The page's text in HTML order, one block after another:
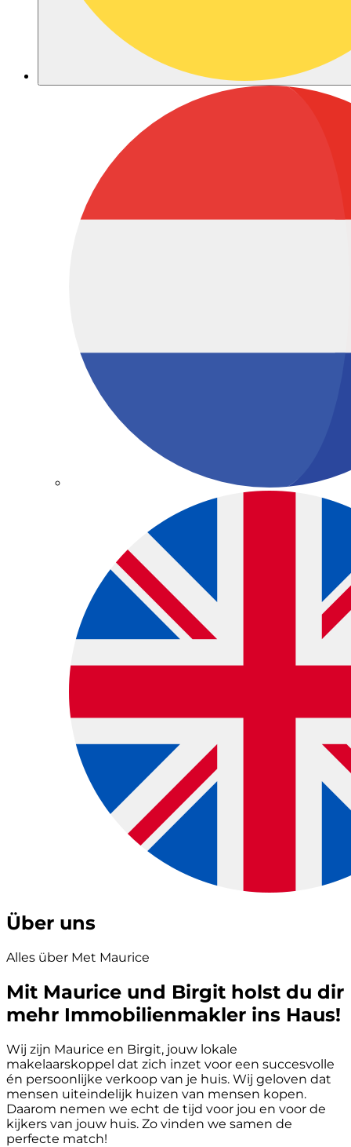
Über uns
Alles über Met Maurice
Mit Maurice und Birgit holst du dir
mehr Immobilienmakler ins Haus!
Wij zijn Maurice en Birgit, jouw lokale
makelaarskoppel dat zich inzet voor een succesvolle
én persoonlijke verkoop van je huis. Wij geloven dat
mensen uiteindelijk huizen van mensen kopen.
Daarom nemen we echt de tijd voor jou en voor de
kijkers van jouw huis. Zo vinden we samen de
perfecte match!